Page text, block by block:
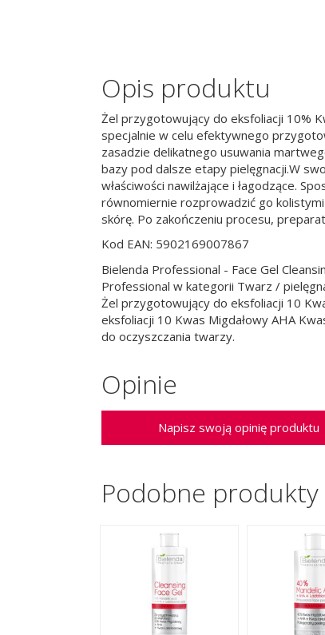
Opis produktu
Żel przygotowujący do eksfoliacji 10%
specjalnie w celu efektywnego
zasadzie delikatnego usuwania
bazy pod dalsze etapy pielęgnacji.W
właściwości nawilżające i łagodzące.
równomiernie rozprowadzić go kolistymi
skórę. Po zakończeniu procesu,
Kod EAN: 5902169007867
Bielenda Professional - Face Gel
Professional w kategorii Twarz /
Żel przygotowujący do eksfoliacji 10
eksfoliacji 10 Kwas Migdałowy AHA
do oczyszczania twarzy.
Opinie
Napisz swoją opinię produktu
Podobne produkty